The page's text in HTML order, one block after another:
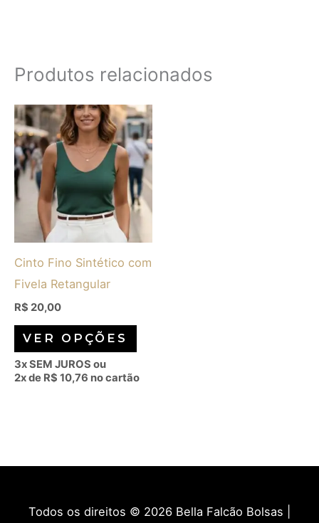
Produtos relacionados
Cinto Fino Sintético com
Fivela Retangular
R$ 20,00
VER OPÇÕES
Este
produto
tem
várias
variantes.
opções
podem
na
página
3x SEM JUROS ou
2x de R$ 10,76 no cartão
Todos os direitos © 2026 Bella Falcão Bolsas